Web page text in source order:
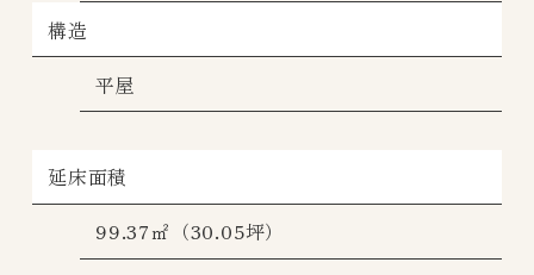
構造
平屋
延床面積
99.37㎡（30.05坪）